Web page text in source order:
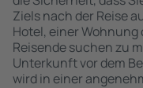
Ziels nach der Reise
Hotel, einer
Reisende suchen zu
Unterkunft vor dem
wird in einer